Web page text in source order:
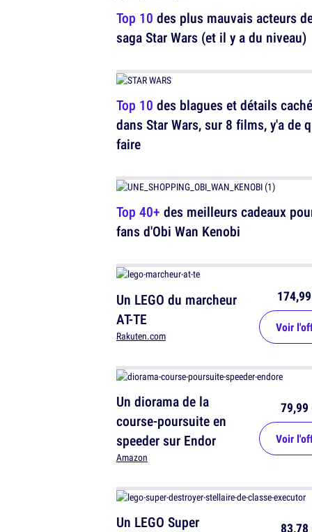
Top 10 des plus mauvais acteurs
saga Star Wars (et il y a du niveau)
Top 10 des blagues et détails
dans Star Wars, sur 8 films, y'a de
faire
Top 40+ des meilleurs cadeaux
fans d'Obi Wan Kenobi
Un LEGO du marcheur
AT-TE
Rakuten.com
Voir
Un diorama de la
course-poursuite en
speeder sur Endor
Amazon
79,99
Voir
Un LEGO Super 83,78